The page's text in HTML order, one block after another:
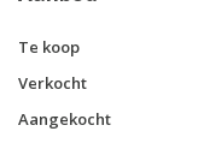
Te koop
Verkocht
Aangekocht